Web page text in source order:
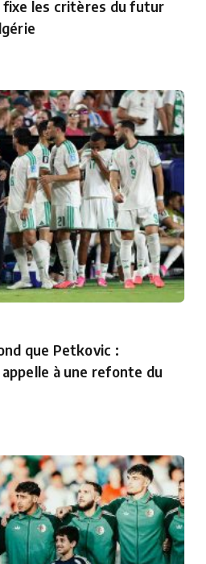
fixe les critères du futur
que Petkovic :
à une refonte du